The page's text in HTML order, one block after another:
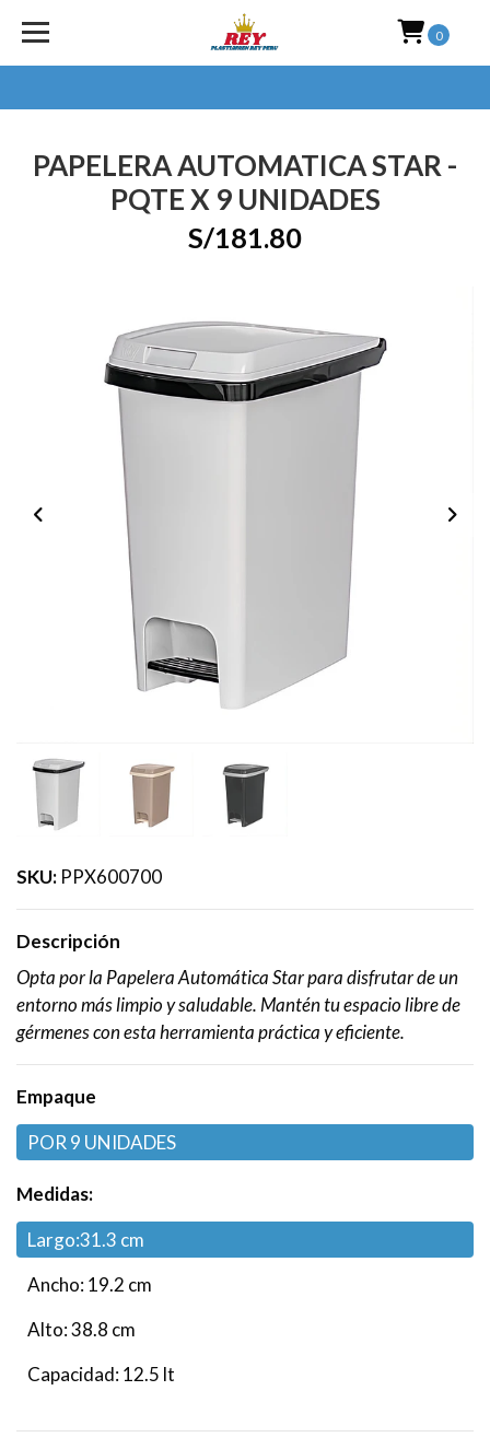
0
PAPELERA AUTOMATICA STAR -
PQTE X 9 UNIDADES
S/181.80
SKU: PPX600700
Descripción
Opta por la Papelera Automática Star para disfrutar de un
entorno más limpio y saludable. Mantén tu espacio libre de
gérmenes con esta herramienta práctica y eficiente.
Empaque
POR 9 UNIDADES
Medidas:
Largo:31.3 cm
Ancho: 19.2 cm
Alto: 38.8 cm
Capacidad: 12.5 lt